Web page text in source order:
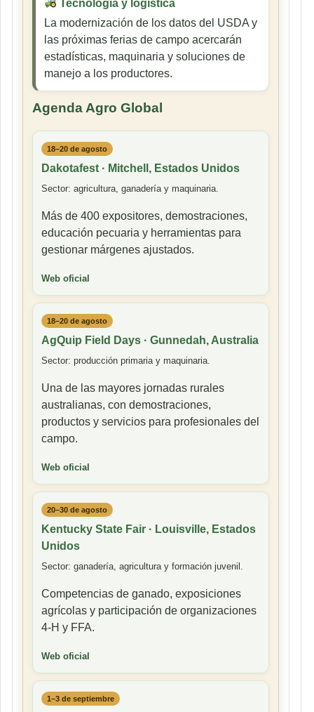
Tecnología y logística
La modernización de los datos del USDA y
las próximas ferias de campo acercarán
estadísticas, maquinaria y soluciones de
manejo a los productores.
Agenda Agro Global
18–20 de agosto
Dakotafest · Mitchell, Estados Unidos
Sector: agricultura, ganadería y maquinaria.
Más de 400 expositores, demostraciones,
educación pecuaria y herramientas para
gestionar márgenes ajustados.
Web oficial
18–20 de agosto
AgQuip Field Days · Gunnedah, Australia
Sector: producción primaria y maquinaria.
Una de las mayores jornadas rurales
australianas, con demostraciones,
productos y servicios para profesionales del
campo.
Web oficial
20–30 de agosto
Kentucky State Fair · Louisville, Estados
Unidos
Sector: ganadería, agricultura y formación juvenil.
Competencias de ganado, exposiciones
agrícolas y participación de organizaciones
4-H y FFA.
Web oficial
1–3 de septiembre